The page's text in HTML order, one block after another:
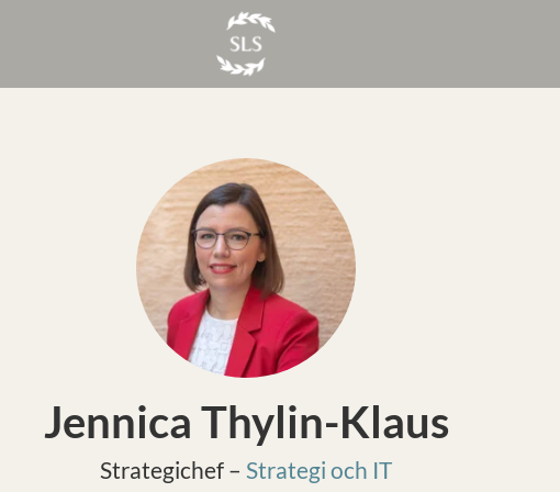
Jennica Thylin-Klaus
Strategichef – Strategi och IT